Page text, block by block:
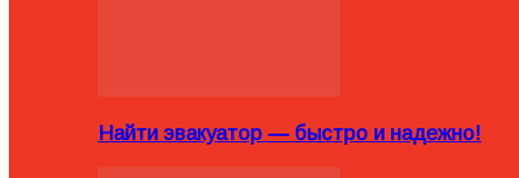
Найти эвакуатор — быстро и надежно!